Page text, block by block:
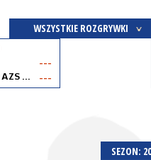
WSZYSTKIE ROZGRYWKI
---
Akopol Korona 1919 AZS PK Kraków
---
SEZON: